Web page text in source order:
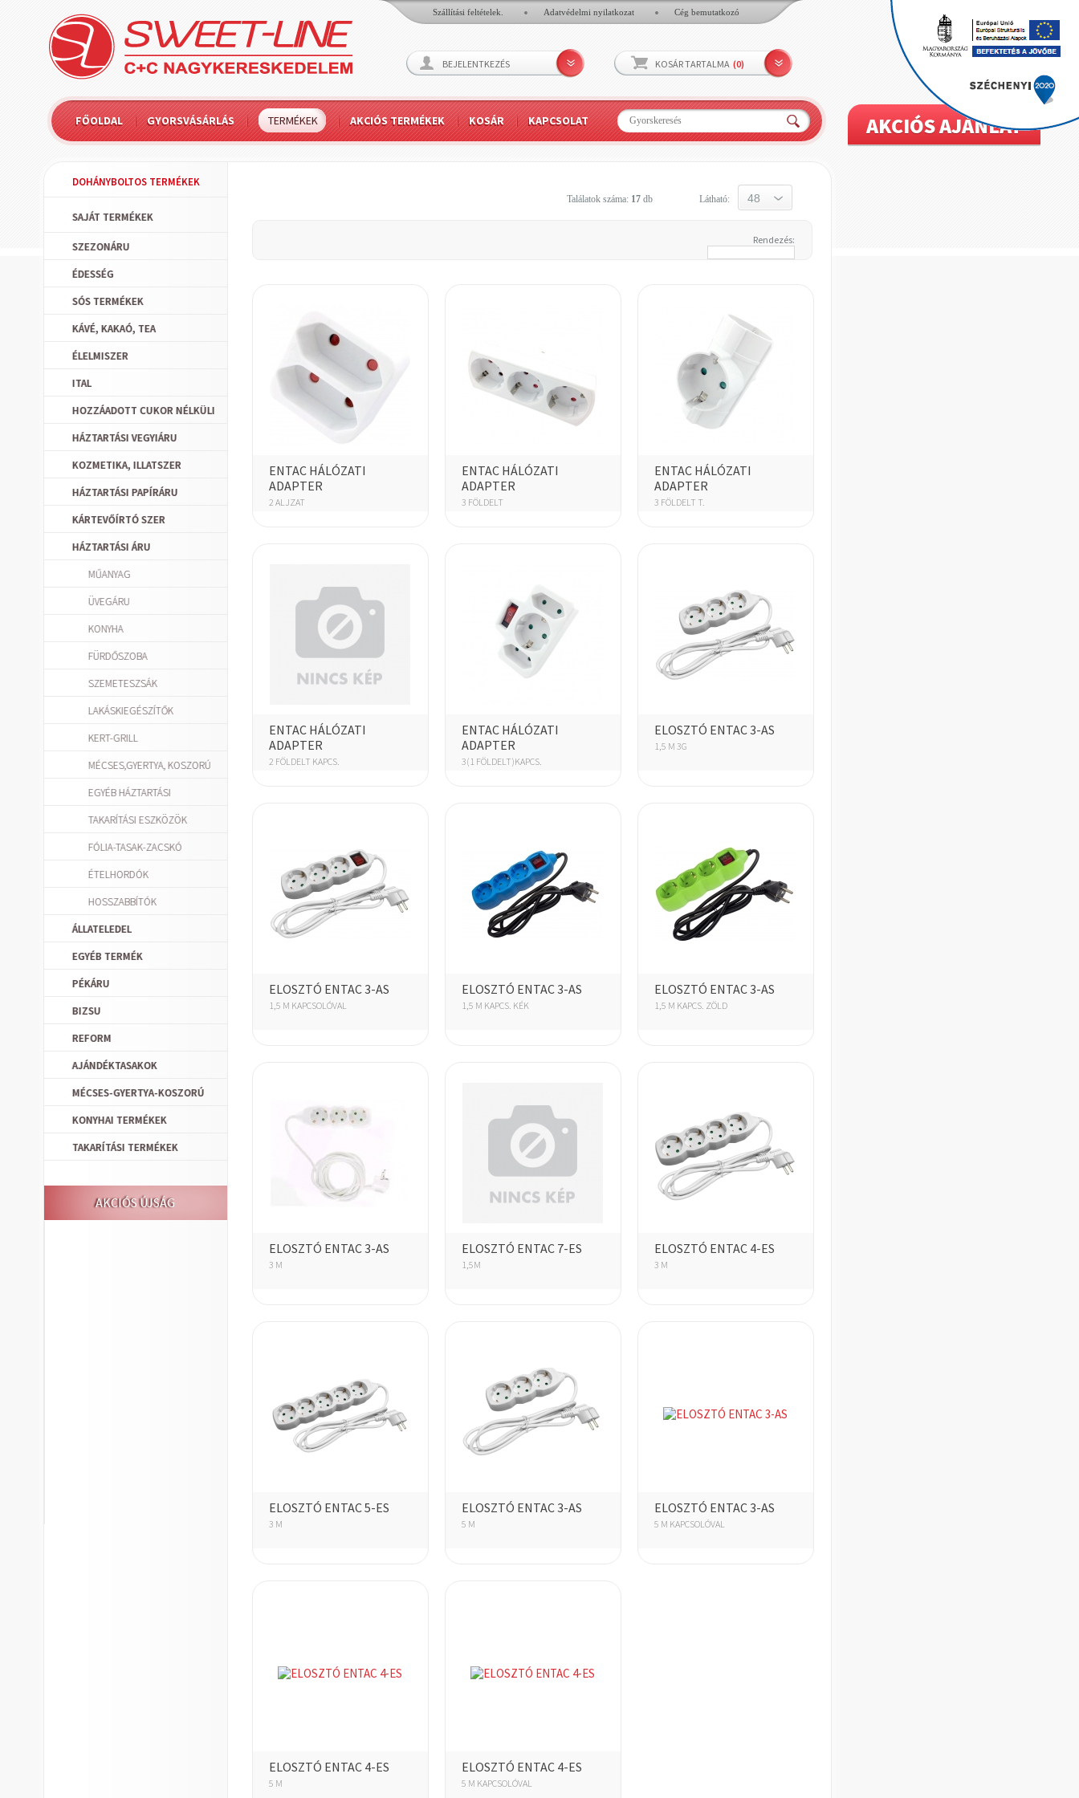
Szállítási feltételek. Adatvédelmi nyilatkozat Cég bemutatkozó
BEJELENTKEZÉS KOSÁR TARTALMA (0)
FŐOLDAL GYORSVÁSÁRLÁS TERMÉKEK AKCIÓS TERMÉKEK KOSÁR KAPCSOLAT AKCIÓS AJÁNLAT
DOHÁNYBOLTOS TERMÉKEK
SAJÁT TERMÉKEK
SZEZONÁRU
ÉDESSÉG
SÓS TERMÉKEK
KÁVÉ, KAKAÓ, TEA
ÉLELMISZER
ITAL
HOZZÁADOTT CUKOR NÉLKÜLI
HÁZTARTÁSI VEGYIÁRU
KOZMETIKA, ILLATSZER
HÁZTARTÁSI PAPÍRÁRU
KÁRTEVŐÍRTÓ SZER
HÁZTARTÁSI ÁRU
MŰANYAG
ÜVEGÁRU
KONYHA
FÜRDŐSZOBA
SZEMETESZSÁK
LAKÁSKIEGÉSZÍTŐK
KERT-GRILL
MÉCSES,GYERTYA, KOSZORÚ
EGYÉB HÁZTARTÁSI
TAKARÍTÁSI ESZKÖZÖK
FÓLIA-TASAK-ZACSKÓ
ÉTELHORDÓK
HOSSZABBÍTÓK
ÁLLATELEDEL
EGYÉB TERMÉK
PÉKÁRU
BIZSU
REFORM
AJÁNDÉKTASAKOK
MÉCSES-GYERTYA-KOSZORÚ
KONYHAI TERMÉKEK
TAKARÍTÁSI TERMÉKEK
AKCIÓS ÚJSÁG
Találatok száma: 17db Látható:
Rendezés:
ENTAC HÁLÓZATI
ADAPTER
2 ALJZAT
ENTAC HÁLÓZATI
ADAPTER
3 FÖLDELT
ENTAC HÁLÓZATI
ADAPTER
3 FÖLDELT T.
ENTAC HÁLÓZATI
ADAPTER
2 FÖLDELT KAPCS.
ENTAC HÁLÓZATI
ADAPTER
3(1 FÖLDELT)KAPCS.
ELOSZTÓ ENTAC 3-AS
1,5 M 3G
ELOSZTÓ ENTAC 3-AS
1,5 M KAPCSOLÓVAL
ELOSZTÓ ENTAC 3-AS
1,5 M KAPCS. KÉK
ELOSZTÓ ENTAC 3-AS
1,5 M KAPCS. ZÖLD
ELOSZTÓ ENTAC 3-AS
3 M
ELOSZTÓ ENTAC 7-ES
1,5M
ELOSZTÓ ENTAC 4-ES
3 M
ELOSZTÓ ENTAC 5-ES
3 M
ELOSZTÓ ENTAC 3-AS
5 M
ELOSZTÓ ENTAC 3-AS
5 M KAPCSOLÓVAL
ELOSZTÓ ENTAC 4-ES
5 M
ELOSZTÓ ENTAC 4-ES
5 M KAPCSOLÓVAL